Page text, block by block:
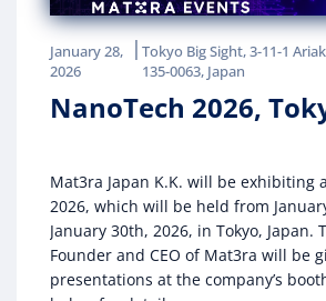
January 28,
2026
| Tokyo Big Sight, 3-11-1
135-0063, Japan
NanoTech 2026,
Mat3ra Japan K.K. will be exhibiting
2026, which will be held from
January 30th, 2026, in Tokyo, Japan.
Founder and CEO of Mat3ra will be
presentations at the company’s